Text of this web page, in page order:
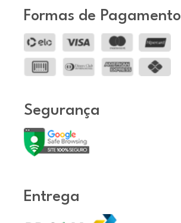
Formas de Pagamento
Segurança
Entrega